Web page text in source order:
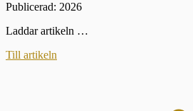
Publicerad: 2026
Laddar artikeln …
Till artikeln